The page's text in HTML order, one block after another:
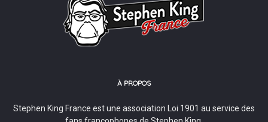
À PROPOS
Stephen King France est une association Loi 1901 au service des